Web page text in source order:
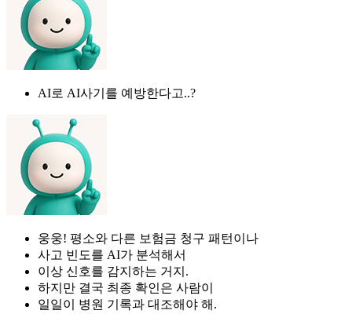
AI로 AI사기를 예방한다고..?
웅웅! 평소와 다른 보험금 청구 패턴이나
사고 빈도를 AI가 분석해서
이상 신호를 감지하는 거지.
하지만 결국 최종 확인은 사람이
일일이 병원 기록과 대조해야 해.